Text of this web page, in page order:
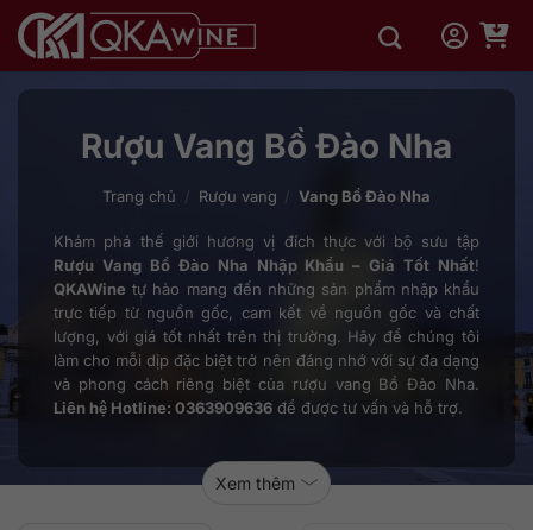
qua
dung
Rượu Vang Bồ Đào Nha
Trang chủ / Rượu vang / Vang Bồ Đào Nha
Khám phá thế giới hương vị đích thực với bộ sưu tập
Rượu Vang Bồ Đào Nha Nhập Khẩu – Giá Tốt Nhất!
QKAWine tự hào mang đến những sản phẩm nhập khẩu
trực tiếp từ nguồn gốc, cam kết về nguồn gốc và chất
lượng, với giá tốt nhất trên thị trường. Hãy để chúng tôi
làm cho mỗi dịp đặc biệt trở nên đáng nhớ với sự đa dạng
và phong cách riêng biệt của rượu vang Bồ Đào Nha.
Liên hệ Hotline: 0363909636 để được tư vấn và hỗ trợ.
Xem thêm